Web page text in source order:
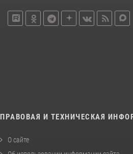
ПРАВОВАЯ И ТЕХНИЧЕСКАЯ
О сайте